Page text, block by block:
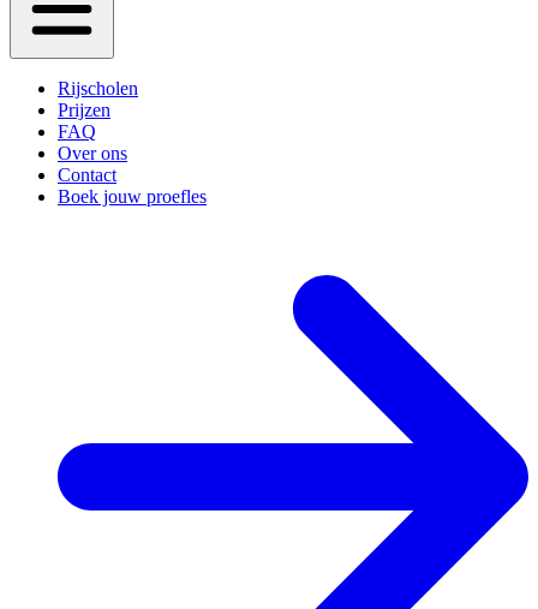
Rijscholen
Prijzen
FAQ
Over ons
Contact
Boek jouw proefles